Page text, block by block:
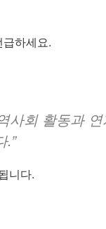
하세요.
사회 활동과
.”
니다.